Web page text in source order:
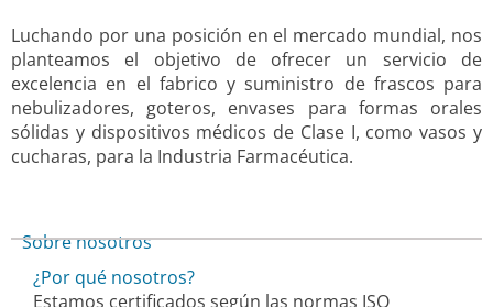
Luchando por una posición en el mercado mundial, nos
planteamos el objetivo de ofrecer un servicio de
excelencia en el fabrico y suministro de frascos para
nebulizadores, goteros, envases para formas orales
sólidas y dispositivos médicos de Clase I, como vasos y
cucharas, para la Industria Farmacéutica.
Sobre nosotros
¿Por qué nosotros?
Estamos certificados según las normas ISO